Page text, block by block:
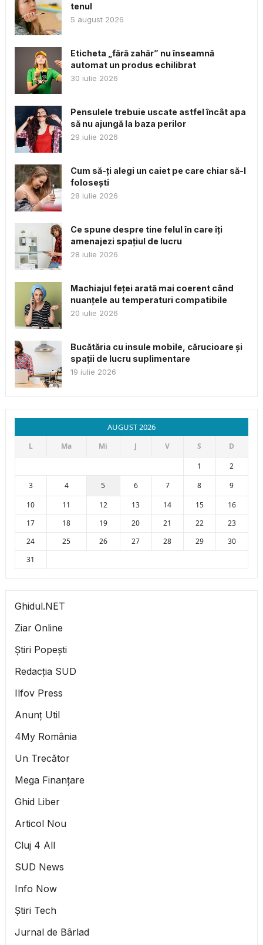
tenul
5 august 2026
Eticheta „fără zahăr” nu înseamnă
automat un produs echilibrat
30 iulie 2026
Pensulele trebuie uscate astfel încât apa
să nu ajungă la baza perilor
29 iulie 2026
Cum să-ți alegi un caiet pe care chiar să-l
folosești
28 iulie 2026
Ce spune despre tine felul în care îți
amenajezi spațiul de lucru
28 iulie 2026
Machiajul feței arată mai coerent când
nuanțele au temperaturi compatibile
20 iulie 2026
Bucătăria cu insule mobile, cărucioare și
spații de lucru suplimentare
19 iulie 2026
AUGUST 2026
L Ma Mi J V S
D
1
2
3
4 5 6 7 8
9
10
11 12 13 14 15
16
17
18 19 20 21 22
23
24
25 26 27 28 29
30
31
Ghidul.NET
Ziar Online
Știri Popești
Redacția SUD
Ilfov Press
Anunț Util
4My România
Un Trecător
Mega Finanțare
Ghid Liber
Articol Nou
Cluj 4 All
SUD News
Info Now
Știri Tech
Jurnal de Bârlad